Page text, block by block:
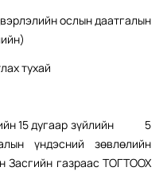
ослын даатгалын
тухай
15 дугаар зүйлийн 5
үндэсний зөвлөлийн
Засгийн газраас ТОГТООХ